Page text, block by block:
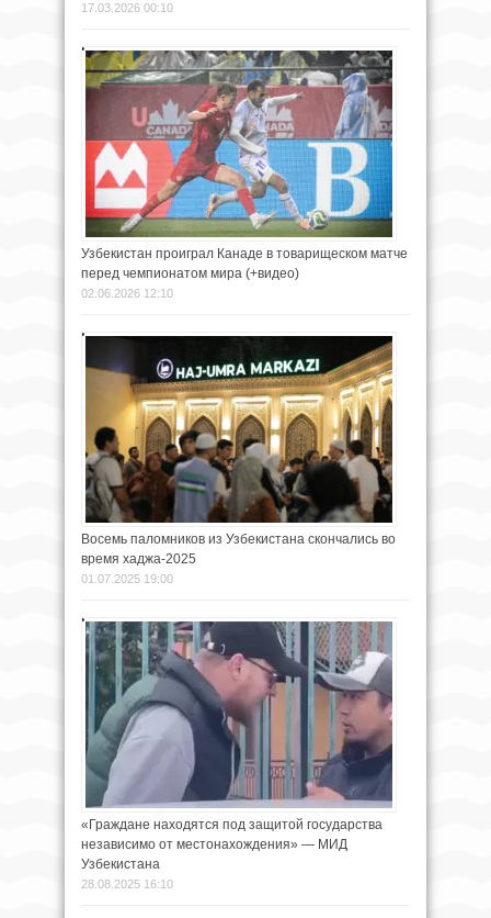
17.03.2026 00:10
Узбекистан проиграл Канаде в товарищеском матче
перед чемпионатом мира (+видео)
02.06.2026 12:10
Восемь паломников из Узбекистана скончались во
время хаджа-2025
01.07.2025 19:00
«Граждане находятся под защитой государства
независимо от местонахождения» — МИД
Узбекистана
28.08.2025 16:10